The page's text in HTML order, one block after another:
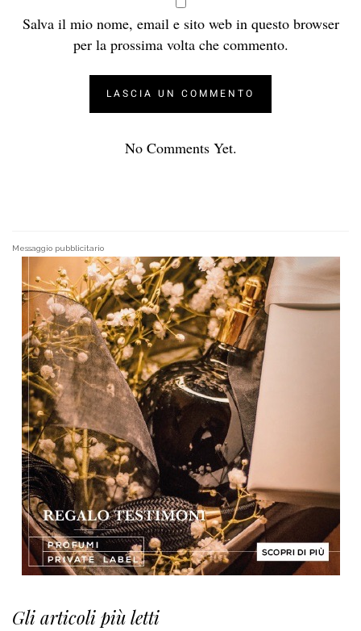
Salva il mio nome, email e sito web in questo browser
per la prossima volta che commento.
No Comments Yet.
Messaggio pubblicitario
Gli articoli più letti